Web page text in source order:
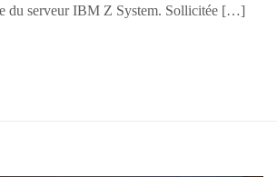
du serveur IBM Z System.​ Sollicitée […]